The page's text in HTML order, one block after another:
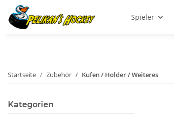
Spieler
Startseite Zubehör Kufen / Holder / Weiteres
Kategorien